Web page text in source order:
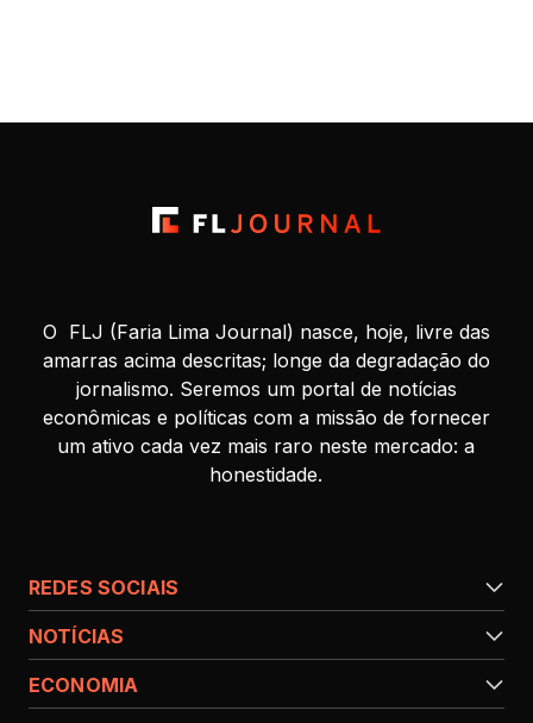
O FLJ (Faria Lima Journal) nasce, hoje, livre das
amarras acima descritas; longe da degradação do
jornalismo. Seremos um portal de notícias
econômicas e políticas com a missão de fornecer
um ativo cada vez mais raro neste mercado: a
honestidade.
REDES SOCIAIS
NOTÍCIAS
ECONOMIA